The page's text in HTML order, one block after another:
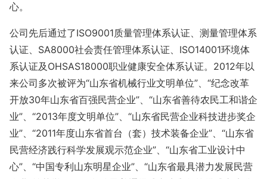
心。
公司先后通过了ISO9001质量管理体系认证、测量管理体系
认证、SA8000社会责任管理体系认证、ISO14001环境体
系认证及OHSAS18000职业健康安全体系认证。2012年以
来公司多次被评为“山东省机械行业文明单位”、“纪念改革
开放30年山东省百强民营企业”、“山东省善待农民工和谐企
业”、“2013年度文明单位”、“山东省民营企业科技进步奖企
业”、“2011年度山东省首台（套）技术装备企业”、“山东省
民营经济践行科学发展观示范企业”、“山东省工业设计中
心”、“中国专利山东明星企业”、“山东省最具潜力发展民营